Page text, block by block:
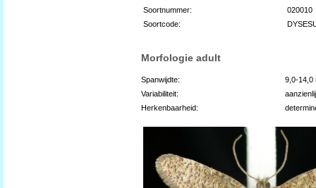
Soortnummer:
020010
Soortcode:
Morfologie adult
Spanwijdte:
9,0-14,0
Variabiliteit:
Herkenbaarheid: